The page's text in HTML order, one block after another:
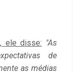
ele disse: "As
de
as médias